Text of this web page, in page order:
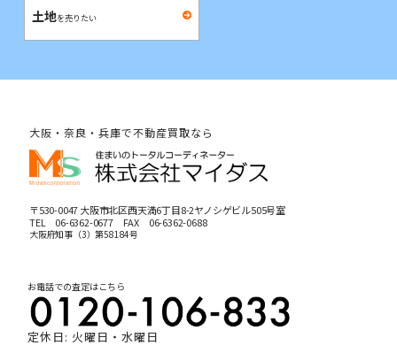
土地を売りたい
大阪・奈良・兵庫で不動産買取なら
〒530-0047 大阪市北区西天満6丁目8-2ヤノシゲビル505号室
TEL 06-6362-0677FAX 06-6362-0688
大阪府知事（3）第58184号
お電話での査定はこちら
定休日: 火曜日・水曜日